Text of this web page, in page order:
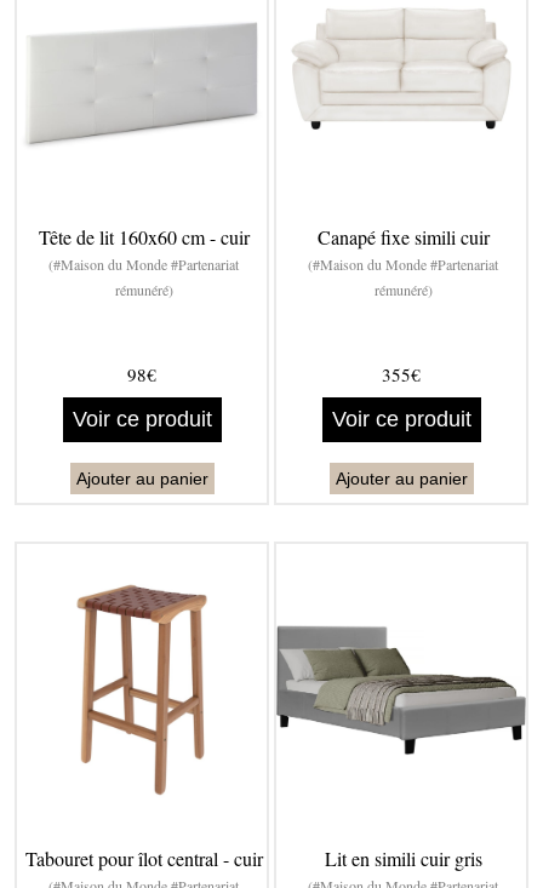
Tête de lit 160x60 cm - cuir
(#Maison du Monde #Partenariat
rémunéré)
98€
Voir ce produit
Ajouter au panier
Canapé fixe simili cuir
(#Maison du Monde #Partenariat
rémunéré)
355€
Voir ce produit
Ajouter au panier
Tabouret pour îlot central - cuir Lit en simili cuir gris